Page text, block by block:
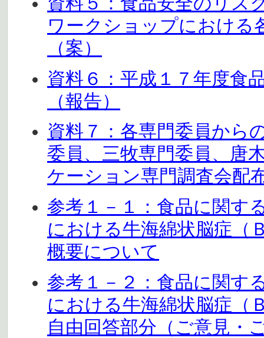
ワークショップにおける
（案）
資料６：平成１７年度食
（報告）
資料７：各専門委員から
委員、三牧専門委員、唐
ケーション専門調査会配
参考１－１：食品に関す
における牛海綿状脳症（
概要について
参考１－２：食品に関す
における牛海綿状脳症（
自由回答部分（ご意見・